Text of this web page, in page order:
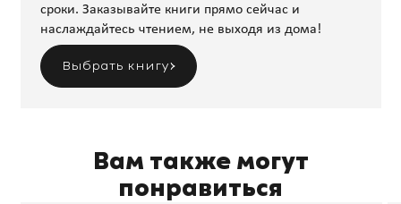
сроки. Заказывайте книги прямо сейчас и
наслаждайтесь чтением, не выходя из дома!
Выбрать книгу
Вам также могут
понравиться